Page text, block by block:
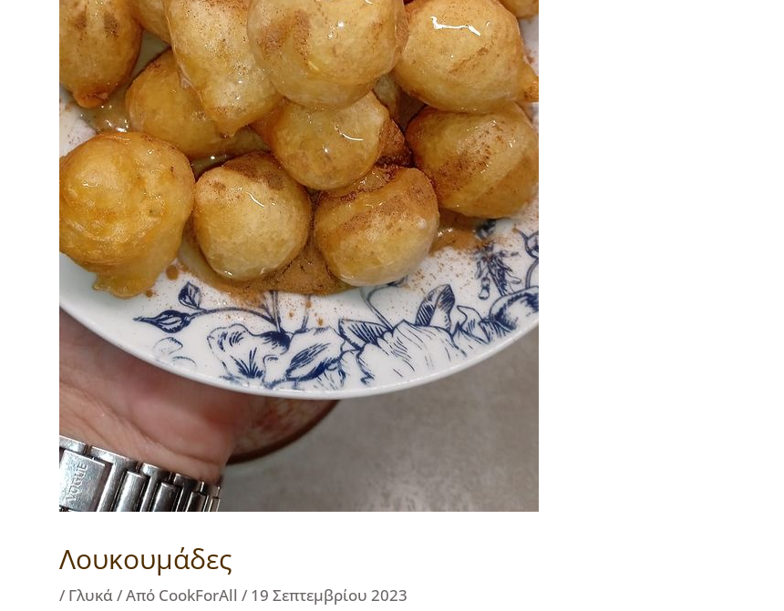
Λουκουμάδες
/ Γλυκά/ Από CookForAll / 19 Σεπτεμβρίου 2023